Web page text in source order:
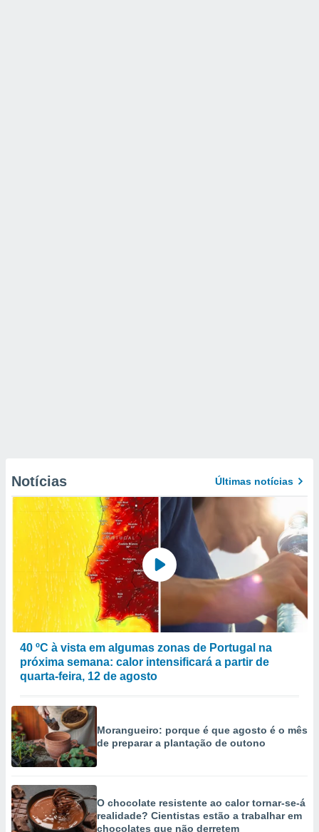
Notícias Últimas notícias
40 ºC à vista em algumas zonas de Portugal na
próxima semana: calor intensificará a partir de
quarta-feira, 12 de agosto
Morangueiro: porque é que agosto é o mês
de preparar a plantação de outono
O chocolate resistente ao calor tornar-se-á
realidade? Cientistas estão a trabalhar em
chocolates que não derretem